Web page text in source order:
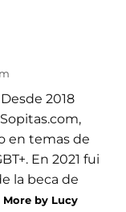
2018
en temas de
En 2021 fui
la beca de
More by Lucy